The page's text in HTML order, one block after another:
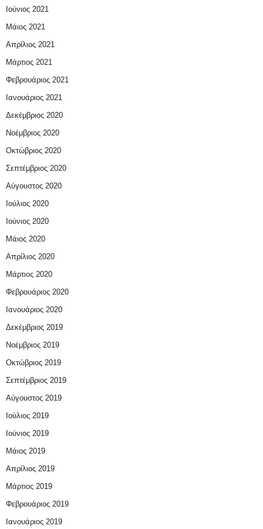
Ιούνιος 2021
Μάιος 2021
Απρίλιος 2021
Μάρτιος 2021
Φεβρουάριος 2021
Ιανουάριος 2021
Δεκέμβριος 2020
Νοέμβριος 2020
Οκτώβριος 2020
Σεπτέμβριος 2020
Αύγουστος 2020
Ιούλιος 2020
Ιούνιος 2020
Μάιος 2020
Απρίλιος 2020
Μάρτιος 2020
Φεβρουάριος 2020
Ιανουάριος 2020
Δεκέμβριος 2019
Νοέμβριος 2019
Οκτώβριος 2019
Σεπτέμβριος 2019
Αύγουστος 2019
Ιούλιος 2019
Ιούνιος 2019
Μάιος 2019
Απρίλιος 2019
Μάρτιος 2019
Φεβρουάριος 2019
Ιανουάριος 2019